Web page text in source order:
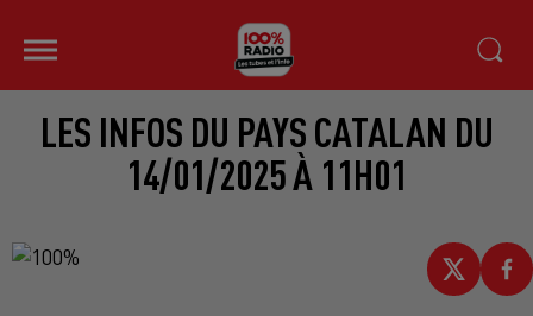
LES INFOS DU PAYS CATALAN DU
14/01/2025 À 11H01